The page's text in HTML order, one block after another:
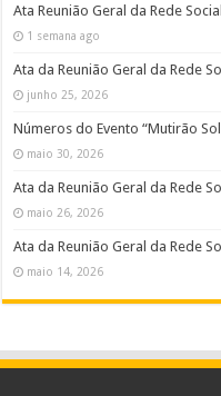
Ata Reunião Geral da Rede
1 semana ago
Ata da Reunião Geral da Rede
junho 25, 2026
Números do Evento “Mutirão
maio 30, 2026
Ata da Reunião Geral da Rede
maio 26, 2026
Ata da Reunião Geral da Rede
maio 14, 2026